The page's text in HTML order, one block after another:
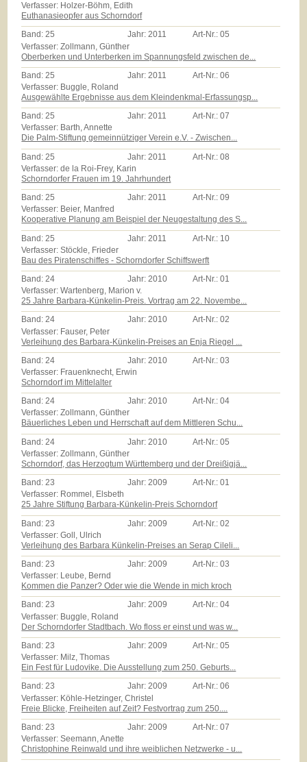
Verfasser: Holzer-Böhm, Edith
Euthanasieopfer aus Schorndorf
Band:25 Jahr:2011 Art-Nr.:05
Verfasser: Zollmann, Günther
Oberberken und Unterberken im Spannungsfeld zwischen de...
Band: 25 Jahr: 2011 Art-Nr.:06
Verfasser: Buggle, Roland
Ausgewählte Ergebnisse aus dem Kleindenkmal-Erfassungsp...
Band:25 Jahr:2011 Art-Nr.:07
Verfasser: Barth, Annette
Die Palm-Stiftung gemeinnütziger Verein e.V. - Zwischen...
Band: 25 Jahr: 2011 Art-Nr.:08
Verfasser: de la Roi-Frey, Karin
Schorndorfer Frauen im 19. Jahrhundert
Band:25 Jahr:2011 Art-Nr.:09
Verfasser: Beier, Manfred
Kooperative Planung am Beispiel der Neugestaltung des S...
Band: 25 Jahr: 2011 Art-Nr.: 10
Verfasser: Stöckle, Frieder
Bau des Piratenschiffes - Schorndorfer Schiffswerft
Band:24 Jahr:2010 Art-Nr.:01
Verfasser: Wartenberg, Marion v.
25 Jahre Barbara-Künkelin-Preis. Vortrag am 22. Novembe...
Band:24 Jahr:2010 Art-Nr.:02
Verfasser: Fauser, Peter
Verleihung des Barbara-Künkelin-Preises an Enja Riegel ...
Band:24 Jahr:2010 Art-Nr.:03
Verfasser: Frauenknecht, Erwin
Schorndorf im Mittelalter
Band:24 Jahr:2010 Art-Nr.:04
Verfasser: Zollmann, Günther
Bäuerliches Leben und Herrschaft auf dem Mittleren Schu...
Band: 24 Jahr: 2010 Art-Nr.:05
Verfasser: Zollmann, Günther
Schorndorf, das Herzogtum Württemberg und der Dreißigjä...
Band:23 Jahr:2009 Art-Nr.:01
Verfasser: Rommel, Elsbeth
25 Jahre Stiftung Barbara-Künkelin-Preis Schorndorf
Band: 23 Jahr: 2009 Art-Nr.:02
Verfasser: Goll, Ulrich
Verleihung des Barbara Künkelin-Preises an Serap Cileli...
Band:23 Jahr:2009 Art-Nr.:03
Verfasser: Leube, Bernd
Kommen die Panzer? Oder wie die Wende in mich kroch
Band:23 Jahr:2009 Art-Nr.:04
Verfasser: Buggle, Roland
Der Schorndorfer Stadtbach. Wo floss er einst und was w...
Band:23 Jahr:2009 Art-Nr.:05
Verfasser: Milz, Thomas
Ein Fest für Ludovike. Die Ausstellung zum 250. Geburts...
Band:23 Jahr:2009 Art-Nr.:06
Verfasser: Köhle-Hetzinger, Christel
Freie Blicke, Freiheiten auf Zeit? Festvortrag zum 250....
Band: 23 Jahr: 2009 Art-Nr.:07
Verfasser: Seemann, Anette
Christophine Reinwald und ihre weiblichen Netzwerke - u...